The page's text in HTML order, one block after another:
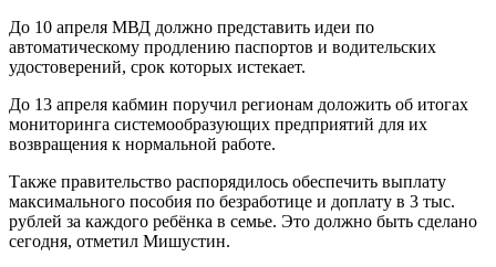
До 10 апреля МВД должно представить идеи по
автоматическому продлению паспортов и водительских
удостоверений, срок которых истекает.
До 13 апреля кабмин поручил регионам доложить об итогах
мониторинга системообразующих предприятий для их
возвращения к нормальной работе.
Также правительство распорядилось обеспечить выплату
максимального пособия по безработице и доплату в 3 тыс.
рублей за каждого ребёнка в семье. Это должно быть сделано
сегодня, отметил Мишустин.